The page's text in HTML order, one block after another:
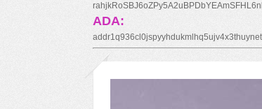
ADA: